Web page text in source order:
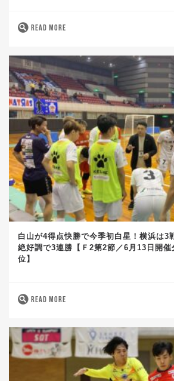
READ MORE
白山が4得点快勝で今季初白星！横浜は3
絶好調で3連勝【Ｆ2第2節／6月13日開
位】
READ MORE